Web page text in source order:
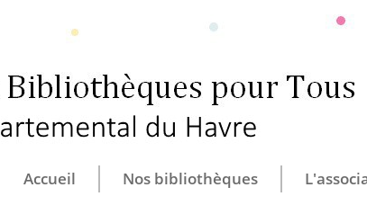
Accueil Nos bibliothèques